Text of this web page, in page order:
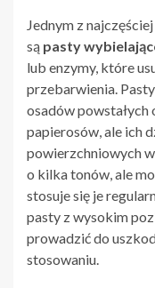
Jednym z
są pasty
lub enzymy, które
przebarwienia.
osadów powstałych
papierosów, ale ich
powierzchniowych
o kilka tonów, ale
stosuje się je
pasty z wysokim
prowadzić do
stosowaniu.